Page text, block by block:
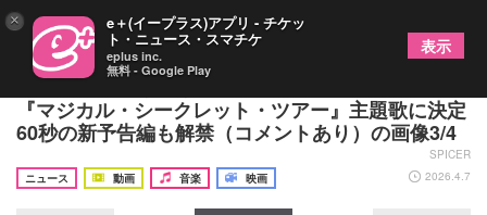
椎名林檎の「ありあまる富」が有村架純の主演映画
『マジカル・シークレット・ツアー』主題歌に決定
60秒の新予告編も解禁（コメントあり）の画像3/4
SPICER
ニュース
動画 音楽 映画 2026.4.7
× e＋(イープラス)アプリ - チケッ
ト・ニュース・スマチケ
eplus inc.
無料 - Google Play
表示